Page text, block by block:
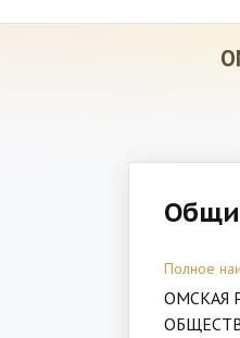
Полное
ОМСКАЯ